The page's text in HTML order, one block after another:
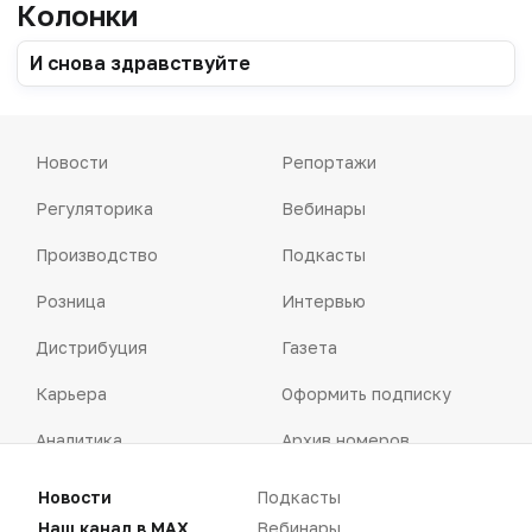
Колонки
И снова здравствуйте
Новости
Регуляторика
Производство
Розница
Дистрибуция
Карьера
Аналитика
Репортажи
Вебинары
Подкасты
Интервью
Газета
Оформить подписку
Архив номеров
Новости
Подкасты